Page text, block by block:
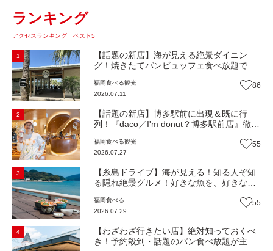
ランキング
アクセスランキング ベスト5
1
【話題の新店】海が見える絶景ダイニン
グ！焼きたてパンビュッフェ食べ放題で大
Beach Cafe』（福岡・糸島市）【まち歩
き】
福岡食べる観光
2026.07.11
86
2
【話題の新店】博多駅前に出現＆既に行
列！『dacō／I'm donut？博多駅前店』徹底
しみ方＆イチオシメニューも紹介！（福岡
市博多区）【まち歩き】
福岡食べる観光
2026.07.27
55
3
【糸島ドライブ】海が見える！知る人ぞ知
る隠れ絶景グルメ！好きな魚を、好きなだ
堂』（福岡市西区）【まち歩き】
福岡食べる
2026.07.29
55
4
【わざわざ行きたい店】絶対知っておくべ
き！予約殺到・話題のパン食べ放題が主